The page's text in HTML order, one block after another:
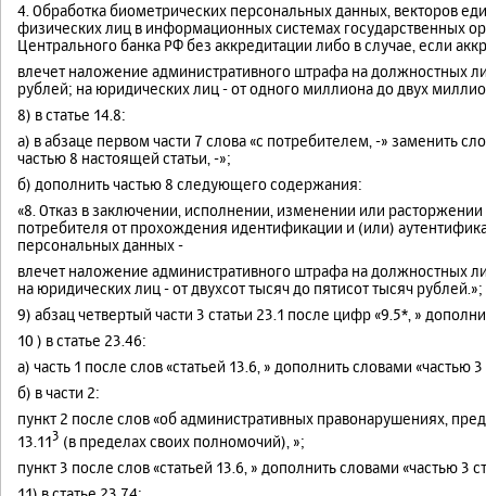
4. Обработка биометрических персональных данных, векторов
физических лиц в информационных системах государственных
Центрального банка РФ без аккредитации либо в случае, если
влечет наложение административного штрафа на должностных
рублей; на юридических лиц - от одного миллиона до двух
8) в статье 14.8:
а) в абзаце первом части 7 слова «с потребителем, -» заменить
частью 8 настоящей статьи, -»;
б) дополнить частью 8 следующего содержания:
«8. Отказ в заключении, исполнении, изменении или
потребителя от прохождения идентификации и (или)
персональных данных -
влечет наложение административного штрафа на должностных
на юридических лиц - от двухсот тысяч до пятисот тысяч рублей.»;
9) абзац четвертый части 3 статьи 23.1 после цифр «9.5*, »
10 ) в статье 23.46:
а) часть 1 после слов «статьей 13.6, » дополнить словами «частью
б) в части 2:
пункт 2 после слов «об административных правонарушениях,
13.113 (в пределах своих полномочий), »;
пункт 3 после слов «статьей 13.6, » дополнить словами «частью 3